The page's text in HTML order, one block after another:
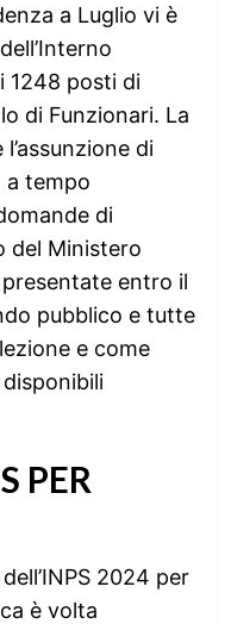
a Luglio vi è
1248 posti di
di Funzionari. La
di
a tempo
di
del Ministero
entro il
pubblico e tutte
e come
PER
2024 per
è volta